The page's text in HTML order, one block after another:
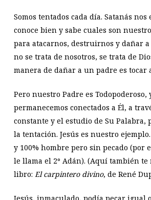
Somos tentados cada día. Satanás nos
conoce bien y sabe cuales son
para atacarnos, destruirnos y dañar a
no se trata de nosotros, se trata de
manera de dañar a un padre es tocar
Pero nuestro Padre es Todopoderoso,
permanecemos conectados a Él, a
constante y el estudio de Su Palabra,
la tentación. Jesús es nuestro
y 100% hombre pero sin pecado (por
le llama el 2º Adán). (Aquí también
libro: El carpintero divino, de René